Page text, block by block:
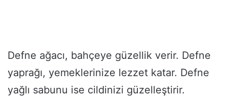
Defne ağacı, bahçeye güzellik verir. Defne
yaprağı, yemeklerinize lezzet katar. Defne
yağlı sabunu ise cildinizi güzelleştirir.